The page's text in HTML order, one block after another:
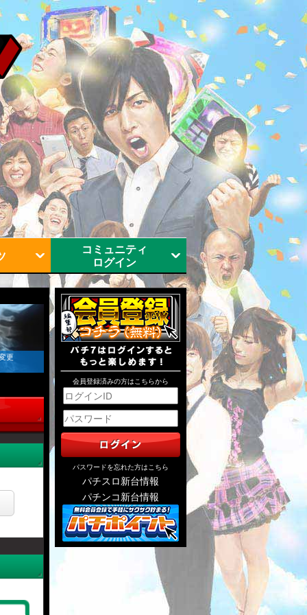
コミュニティ
ログイン
更
会員登録済みの方はこちらから
パスワードを忘れた方はこちら
パチスロ新台情報
パチンコ新台情報